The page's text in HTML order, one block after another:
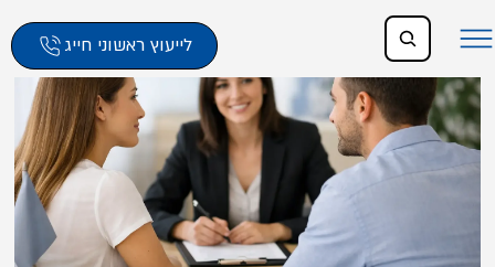
לייעוץ ראשוני חייג